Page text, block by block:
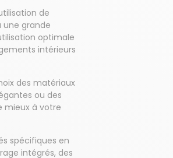
de
une grande
optimale
intérieurs
des matériaux
ou des
mieux à votre
spécifiques en
intégrés, des